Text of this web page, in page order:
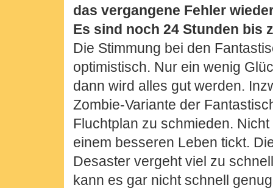
das vergangene Fehler
Es sind noch 24 Stunden bis
Die Stimmung bei den
optimistisch. Nur ein wenig
dann wird alles gut werden.
Zombie-Variante der
Fluchtplan zu schmieden.
einem besseren Leben tickt.
Desaster vergeht viel zu
kann es gar nicht schnell